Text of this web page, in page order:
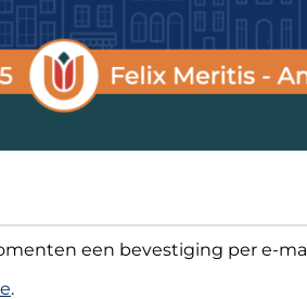
een bevestiging per e-
.